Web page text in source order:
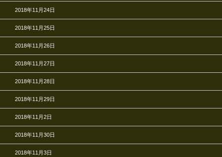
2018年11月24日
2018年11月25日
2018年11月26日
2018年11月27日
2018年11月28日
2018年11月29日
2018年11月2日
2018年11月30日
2018年11月3日